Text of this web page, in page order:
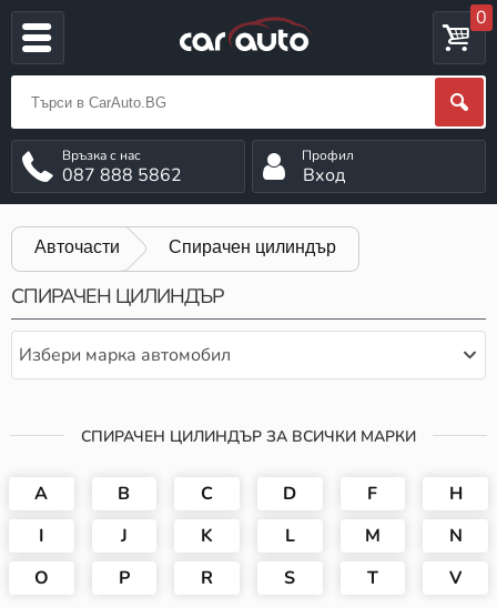
0
087 888 5862 Вход
Авточасти Спирачен цилиндър
СПИРАЧЕН ЦИЛИНДЪР
Избери марка автомобил
СПИРАЧЕН ЦИЛИНДЪР ЗА ВСИЧКИ МАРКИ
A B C D F
H
I
J K L M
N
O
P R S T V